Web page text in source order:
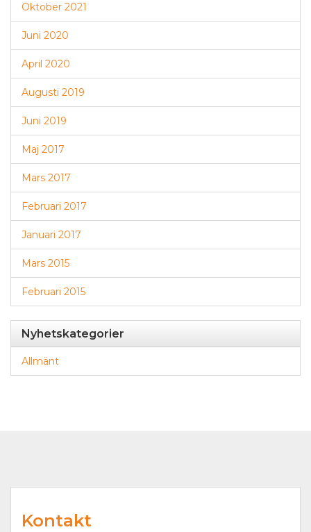
Oktober 2021
Juni 2020
April 2020
Augusti 2019
Juni 2019
Maj 2017
Mars 2017
Februari 2017
Januari 2017
Mars 2015
Februari 2015
Nyhetskategorier
Allmänt
Kontakt